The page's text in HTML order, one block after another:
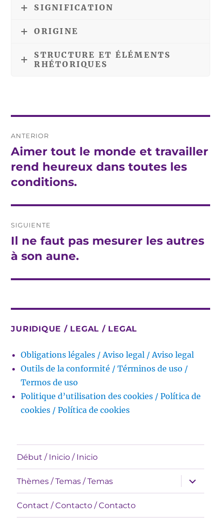
SIGNIFICATION
ORIGINE
STRUCTURE ET ÉLÉMENTS
RHÉTORIQUES
de
entradas
ANTERIOR
Entrada
anterior:
Aimer tout le monde et travailler
rend heureux dans toutes les
conditions.
SIGUIENTE
Entrada
siguiente:
Il ne faut pas mesurer les autres
à son aune.
JURIDIQUE / LEGAL / LEGAL
Obligations légales / Aviso legal / Aviso legal
Outils de la conformité / Términos de uso /
Termos de uso
Politique d’utilisation des cookies / Política de
cookies / Política de cookies
Début / Inicio / Inicio
Thèmes / Temas / Temas
expande
el
menú
Contact / Contacto / Contacto